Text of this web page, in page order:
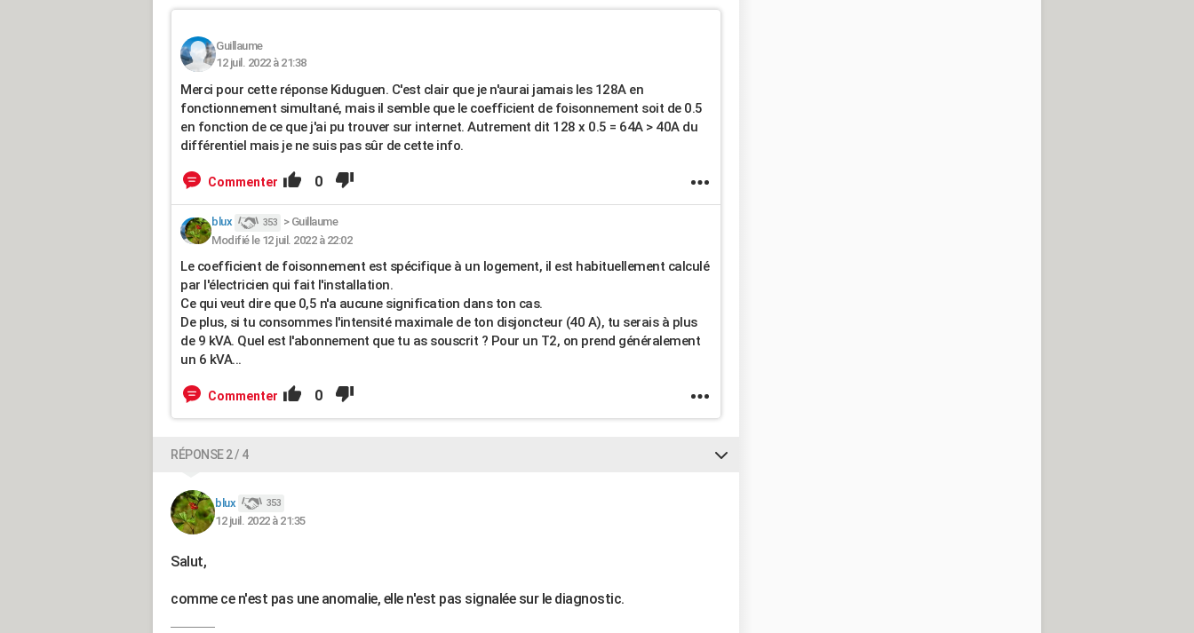
Guillaume
12 juil. 2022 à 21:38
Merci pour cette réponse Kiduguen. C'est clair que je n'aurai jamais les 128A en
fonctionnement simultané, mais il semble que le coefficient de foisonnement soit de 0.5
en fonction de ce que j'ai pu trouver sur internet. Autrement dit 128 x 0.5 = 64A > 40A du
différentiel mais je ne suis pas sûr de cette info.
Commenter 0
blux 353 > Guillaume
Modifié le 12 juil. 2022 à 22:02
Le coefficient de foisonnement est spécifique à un logement, il est habituellement calculé
par l'électricien qui fait l'installation.
Ce qui veut dire que 0,5 n'a aucune signification dans ton cas.
De plus, si tu consommes l'intensité maximale de ton disjoncteur (40 A), tu serais à plus
de 9 kVA. Quel est l'abonnement que tu as souscrit ? Pour un T2, on prend généralement
un 6 kVA...
Commenter 0
RÉPONSE 2 / 4
blux 353
12 juil. 2022 à 21:35
Salut,
comme ce n'est pas une anomalie, elle n'est pas signalée sur le diagnostic.